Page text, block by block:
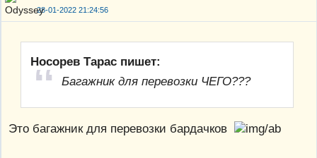
28-01-2022 21:24:56
Носорев Тарас пишет:
Багажник для перевозки ЧЕГО???
Это багажник для перевозки бардачков